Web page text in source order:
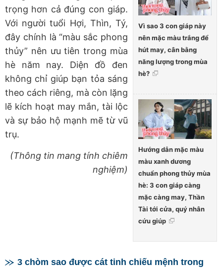
Vì sao 3 con giáp này
nên mặc màu trắng để
hút may, cân bằng
năng lượng trong mùa
hè?
Hướng dẫn mặc màu
màu xanh dương
chuẩn phong thủy mùa
hè: 3 con giáp càng
mặc càng may, Thần
Tài tới cửa, quý nhân
cứu giúp
trọng hơn cả đúng con giáp.
Với người tuổi Hợi, Thìn, Tý,
đây chính là “màu sắc phong
thủy” nên ưu tiên trong mùa
hè năm nay. Diện đồ đen
không chỉ giúp bạn tỏa sáng
theo cách riêng, mà còn lặng
lẽ kích hoạt may mắn, tài lộc
và sự bảo hộ mạnh mẽ từ vũ
trụ.
(Thông tin mang tính chiêm
nghiệm)
3 chòm sao được cát tinh chiếu mệnh trong